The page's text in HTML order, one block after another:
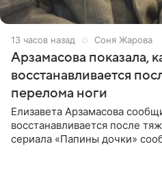
13 часов назад Соня Жарова
Арзамасова показала,
восстанавливается
перелома ноги
Елизавета Арзамасова
восстанавливается после
сериала «Папины дочки»